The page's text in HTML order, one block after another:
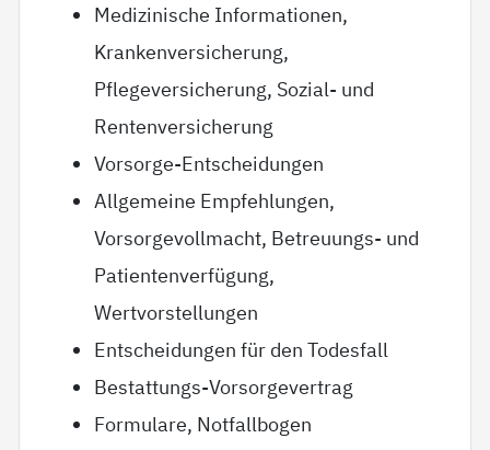
Medizinische Informationen,
Krankenversicherung,
Pflegeversicherung, Sozial- und
Rentenversicherung
Vorsorge-Entscheidungen
Allgemeine Empfehlungen,
Vorsorgevollmacht, Betreuungs- und
Patientenverfügung,
Wertvorstellungen
Entscheidungen für den Todesfall
Bestattungs-Vorsorgevertrag
Formulare, Notfallbogen